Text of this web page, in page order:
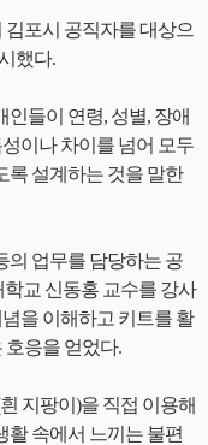
김포시 공직자를 대상으
했다.
인들이 연령, 성별, 장애
이나 차이를 넘어 모두
록 설계하는 것을 말한
의 업무를 담당하는 공
교 신동홍 교수를 강사
을 이해하고 키트를 활
호응을 얻었다.
지팡이)을 직접 이용해
활 속에서 느끼는 불편